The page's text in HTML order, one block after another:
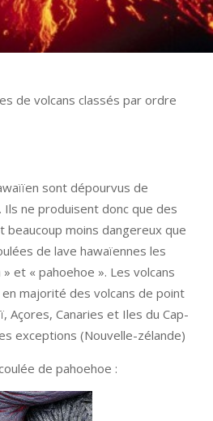
de volcans classés par ordre
sont dépourvus de
Ils ne produisent donc que des
beaucoup moins dangereux que
de lave hawaïennes les
et « pahoehoe ». Les volcans
majorité des volcans de point
Açores, Canaries et Iles du Cap-
exceptions (Nouvelle-zélande)
de pahoehoe :